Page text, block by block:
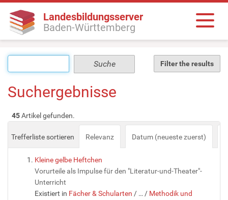
Landesbildungsserver
Baden-Württemberg
Filter the results
Suchergebnisse
45Artikel gefunden.
Trefferliste sortieren Relevanz Datum (neueste zuerst)
Kleine gelbe Heftchen
Vorurteile als Impulse für den "Literatur-und-Theater"-
Unterricht
Existiert in Fächer & Schularten / … / Methodik und